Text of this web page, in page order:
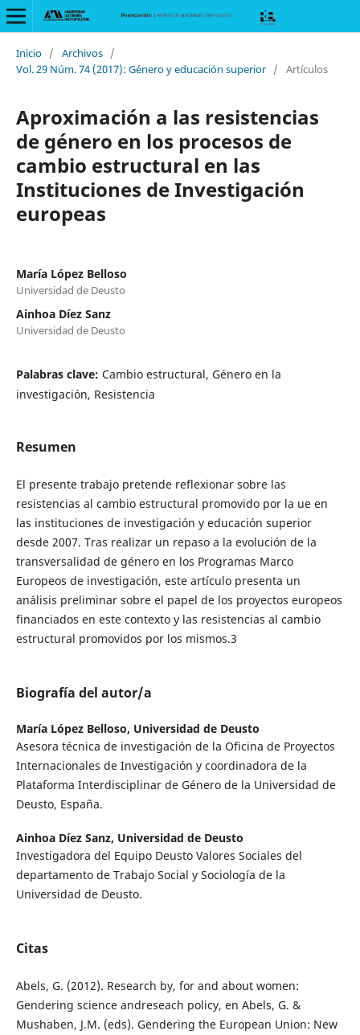
Inicio / Archivos /
Vol. 29 Núm. 74 (2017): Género y educación superior / Artículos
Aproximación a las resistencias
de género en los procesos de
cambio estructural en las
Instituciones de Investigación
europeas
María López Belloso
Universidad de Deusto
Ainhoa Díez Sanz
Universidad de Deusto
Palabras clave: Cambio estructural, Género en la
investigación, Resistencia
Resumen
El presente trabajo pretende reflexionar sobre las
resistencias al cambio estructural promovido por la ue en
las instituciones de investigación y educación superior
desde 2007. Tras realizar un repaso a la evolución de la
transversalidad de género en los Programas Marco
Europeos de investigación, este artículo presenta un
análisis preliminar sobre el papel de los proyectos europeos
financiados en este contexto y las resistencias al cambio
estructural promovidos por los mismos.3
Biografía del autor/a
María López Belloso, Universidad de Deusto
Asesora técnica de investigación de la Oficina de Proyectos
Internacionales de Investigación y coordinadora de la
Plataforma Interdisciplinar de Género de la Universidad de
Deusto, España.
Ainhoa Díez Sanz, Universidad de Deusto
Investigadora del Equipo Deusto Valores Sociales del
departamento de Trabajo Social y Sociología de la
Universidad de Deusto.
Citas
Abels, G. (2012). Research by, for and about women:
Gendering science andreseach policy, en Abels, G. &
Mushaben, J.M. (eds). Gendering the European Union: New